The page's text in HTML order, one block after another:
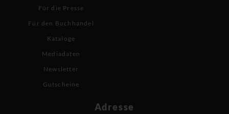
Für die Presse
Für den Buchhandel
Kataloge
Mediadaten
Newsletter
Gutscheine
Adresse